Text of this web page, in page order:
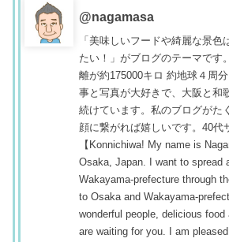
@nagamasa
「美味しいフードや綺麗な景色
たい！」がブログのテーマです
離が約175000キロ 約地球４周
事と写真が大好きで、大阪と和
続けています。私のブログがた
顔に繋がれば嬉しいです。40代
【Konnichiwa! My name is
Osaka, Japan. I want to spread
Wakayama-prefecture through
to Osaka and Wakayama-
wonderful people, delicious
are waiting for you. I am